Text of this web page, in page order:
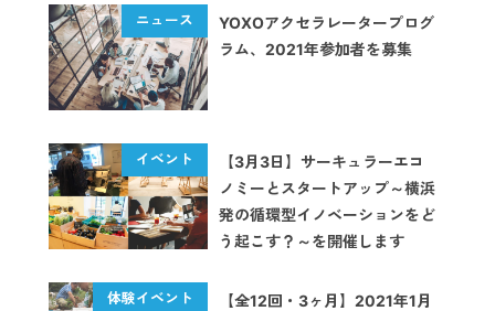
YOXOアクセラレータープログ
ラム、2021年参加者を募集
【3月3日】サーキュラーエコ
ノミーとスタートアップ～横浜
発の循環型イノベーションをど
う起こす？～を開催します
【全12回・3ヶ月】2021年1月